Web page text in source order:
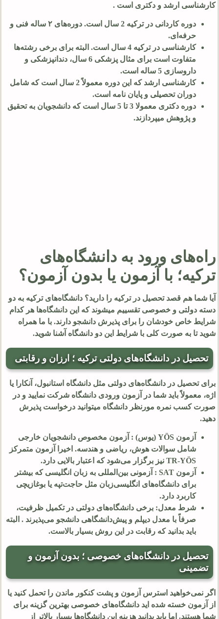
کارشناسی ارشد و دکتری است .
دوره کاردانی در ترکیه 2 سال است. دوره‌های ۲ ساله فنی و
حرفه‌ای.
کارشناسی در ترکیه 4 سال است. البته برای برخی رشته‌ها
متفاوت است برای مثال پزشکی 6 سال، دندانپزشکی و
داروسازی 5 ساله است.
کارشناسی ارشد که این دوره معمولاً 2 سال است که شامل
دوران تحصیلی و پایان نامه است.
دوره دکتری معمولا 3 تا 5 سال است که دانشجویان به تحقیق
و پژوهش میپردازند.
راه‌های ورود به دانشگاه‌های
ترکیه؛ با آزمون یا بدون آزمون؟
آیا شما هم قصد تحصیل در ترکیه را دارید؟ دانشگاه‌های ترکیه به دو
دسته دولتی و خصوصی تقسییم میشوند که این دانشگاه‌ها هر کدام
شرایط خاص خودشان را برای پذیرش دانشجو دارند. با ما همراه
شوید تا به صورت کلی با شرایط این دو دانشگاه آشنا شوید.
تحصیل در دانشگاه‌های دولتی ترکیه ؛ ارزان و رقابتی
برای تحصیل در دانشگاه‌های دولتی مثل دانشگاه استانبول، آنکارا یا
اژه، معمولاً باید شما در آزمون ورودی دانشگاه شرکت نمایید و در
صورت کسب نمره مورنظر دانشگاه میتوانید درخواست پذیرش
دهید.
آزمون YÖS (یوس) : آزمون مخصوص دانشجویان خارجی
شامل سوالات هوش، ریاضی و هندسه. اخیرا آزمون متمرکز
TR-YÖS نیز برگزار می‌شود که اعتبار بالایی دارد.
آزمون SAT : آزمونی بین‌المللی به زبان انگلیسی که بیشتر
برای دانشگاه‌های انگلیسی‌زبان مثل حاجت‌تپه یا بوغازیچی
کاربرد دارد.
شرط معدل: برخی دانشگاه‌های دولتی در تکمیل ظرفیت،
صرفاً با معدل دیپلم و پیش‌دانشگاهی دانشجو می‌پذیرند . البته
باید بدانید که رقابت در این روش بسیار بالاست.
تحصیل در دانشگاه‌های خصوصی ؛ بدون آزمون و
تضمینی
اگر نمی‌خواهید استرس آزمون و پشت کنکور ماندن را تحمل کنید یا
از آزمون خسته شده اید دانشگاه‌های خصوصی بهترین گزینه‌ برای
شما هستند. اما باید بدانید هزینه این دانشگاه‌ها بسیار بالاتر از